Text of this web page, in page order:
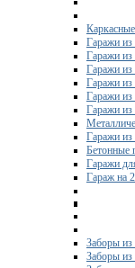
Гаражи из
Гаражи из
Гаражи из
Гаражи из
Гаражи
Гаражи из
Гаражи
Бетонные
Гаражи
Гараж на
Заборы из
Заборы из